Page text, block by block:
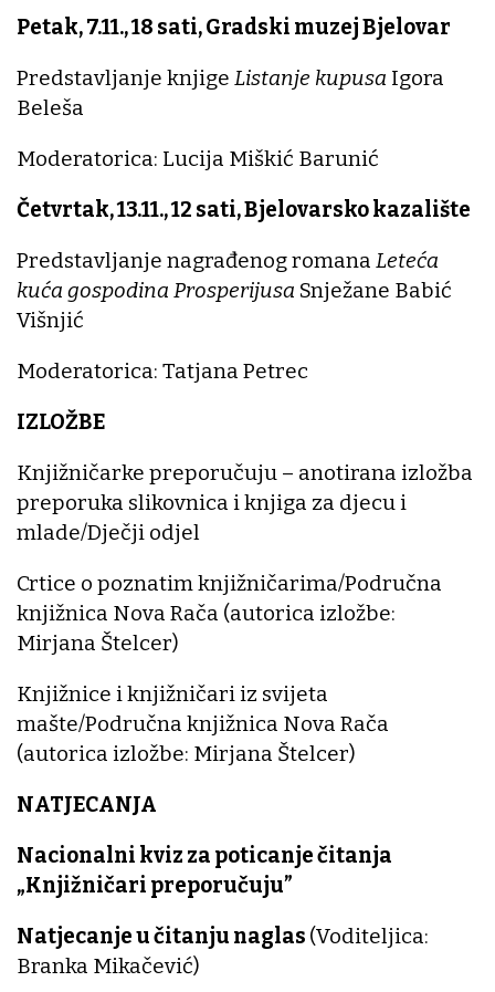
Petak, 7.11., 18 sati, Gradski muzej Bjelovar
Predstavljanje knjige Listanje kupusa Igora
Beleša
Moderatorica: Lucija Miškić Barunić
Četvrtak, 13.11., 12 sati, Bjelovarsko kazalište
Predstavljanje nagrađenog romana Leteća
kuća gospodina Prosperijusa Snježane Babić
Višnjić
Moderatorica: Tatjana Petrec
IZLOŽBE
Knjižničarke preporučuju – anotirana izložba
preporuka slikovnica i knjiga za djecu i
mlade/Dječji odjel
Crtice o poznatim knjižničarima/Područna
knjižnica Nova Rača (autorica izložbe:
Mirjana Štelcer)
Knjižnice i knjižničari iz svijeta
mašte/Područna knjižnica Nova Rača
(autorica izložbe: Mirjana Štelcer)
NATJECANJA
Nacionalni kviz za poticanje čitanja
„Knjižničari preporučuju”
Natjecanje u čitanju naglas (Voditeljica:
Branka Mikačević)